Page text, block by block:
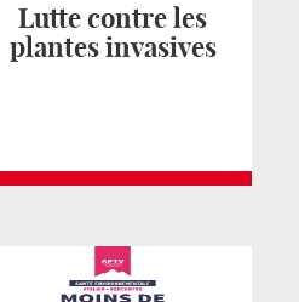
Lutte contre les
plantes invasives